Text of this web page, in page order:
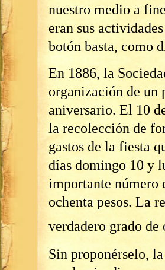
nuestro medio a
eran sus
botón basta, como
En 1886, la
organización de un
aniversario. El 10
la recolección de
gastos de la fiesta
días domingo 10 y
importante número
ochenta pesos. La
verdadero grado
Sin proponérselo,